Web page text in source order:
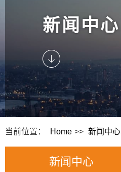
新闻中心
当前位置： Home >> 新闻中心
新闻中心